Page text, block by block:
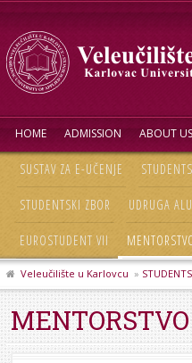
HOME ADMISSION ABOUT US
SUSTAV ZA E-UČENJE
STUDENTSKI ZBOR UDRUGA
EUROSTUDENT VII
Veleučilište u Karlovcu » STUDENTS
MENTORSTVO